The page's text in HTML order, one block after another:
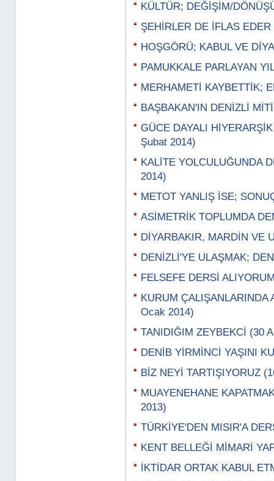
KÜLTÜR; DEĞİŞİM/
ŞEHİRLER DE İFLAS
HOŞGÖRÜ; KABUL VE
PAMUKKALE PARLAYAN
MERHAMETİ KAYBETTİK;
BAŞBAKAN'IN DENİZLİ
GÜCE DAYALI
Şubat 2014)
KALİTE YOLCULUĞUNDA
2014)
METOT YANLIŞ İSE;
ASİMETRİK TOPLUMDA
DİYARBAKIR, MARDİN VE
DENİZLİ'YE ULAŞMAK;
FELSEFE DERSİ
KURUM ÇALIŞANLARINDA
Ocak 2014)
TANIDIĞIM ZEYBEKCİ (30
DENİB YİRMİNCİ YAŞINI
BİZ NEYİ TARTIŞIYORUZ
MUAYENEHANE
2013)
TÜRKİYE'DEN MISIR'A
KENT BELLEĞİ MİMARİ
İKTİDAR ORTAK KABUL